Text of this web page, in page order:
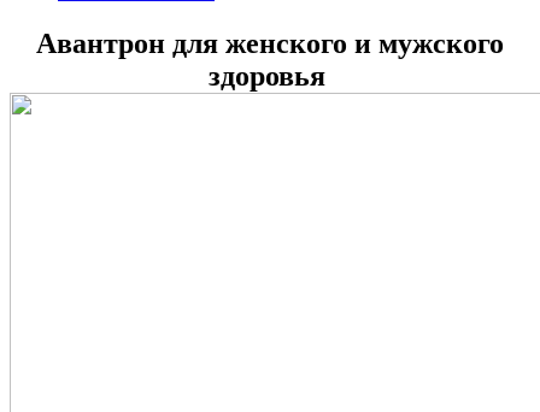
Авантрон для женского и мужского
здоровья